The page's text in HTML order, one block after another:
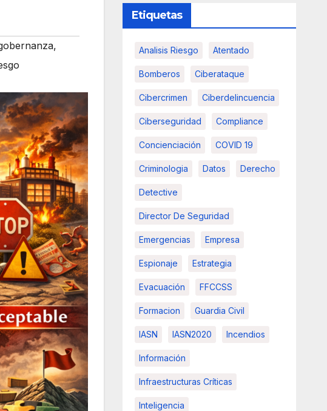
,
Etiquetas
Analisis Riesgo Atentado
Bomberos Ciberataque
Cibercrimen Ciberdelincuencia
Ciberseguridad Compliance
Concienciación COVID 19
Criminologia Datos Derecho
Detective
Director De Seguridad
Emergencias Empresa
Espionaje Estrategia
Evacuación FFCCSS
Formacion Guardia Civil
IASN IASN2020 Incendios
Información
Infraestructuras Críticas
Inteligencia